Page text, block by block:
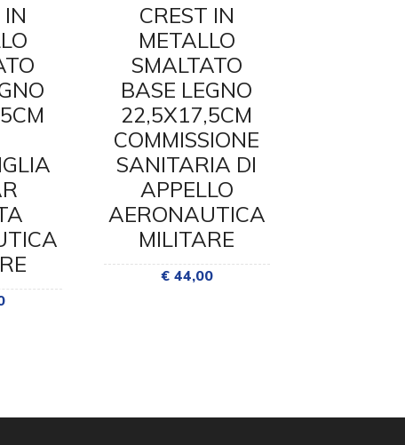
IN
CREST IN
METALLO
SMALTATO
BASE LEGNO
22,5X17,5CM
COMMISSIONE
SANITARIA DI
APPELLO
AERONAUTICA
MILITARE
€ 44,00